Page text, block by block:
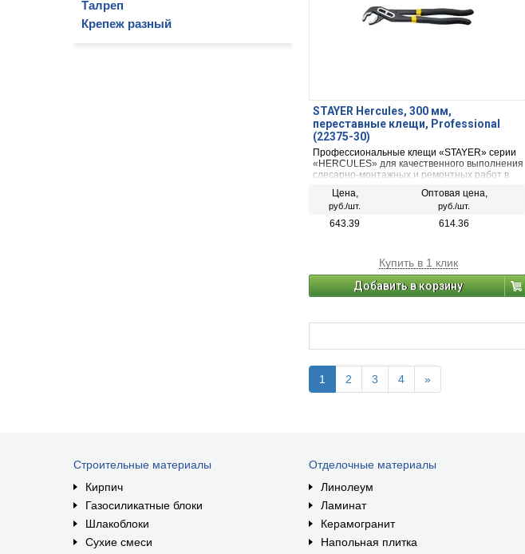
Талреп
Крепеж разный
STAYER Hercules, 300 мм,
переставные клещи, Professional
(22375-30)
Профессиональные клещи «STAYER» серии
«HERCULES» для качественного выполнения
слесарно-монтажных и ремонтных работ в
Цена,
руб./шт.
Оптовая цена,
руб./шт.
643.39 614.36
Купить в 1 клик
Добавить в корзину
1 2 3 4 »
Строительные материалы
Кирпич
Газосиликатные блоки
Шлакоблоки
Сухие смеси
Отделочные материалы
Линолеум
Ламинат
Керамогранит
Напольная плитка